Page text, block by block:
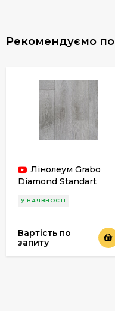
Рекомендуємо
Лінолеум Grabo
Diamond Standart
257-4 (сіре дерево)
У НАЯВНОСТІ
Вартість по
запиту